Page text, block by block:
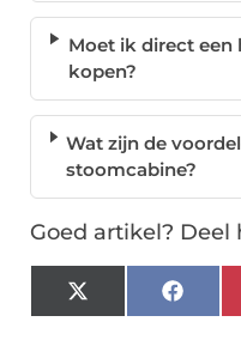
Moet ik direct een
kopen?
Wat zijn de
stoomcabine?
Goed artikel? Deel
X
(Twitter)